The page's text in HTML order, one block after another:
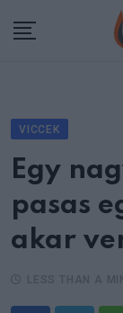
VICCEK
Egy
pasas
akar